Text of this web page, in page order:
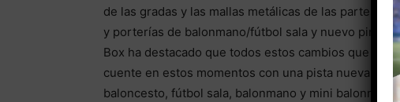
de las gradas y las mallas metálicas de las partes
y porterías de balonmano/fútbol sala y nuevo
Box ha destacado que todos estos cambios que se
cuente en estos momentos con una pista nueva
baloncesto, fútbol sala, balonmano y mini balonmano.